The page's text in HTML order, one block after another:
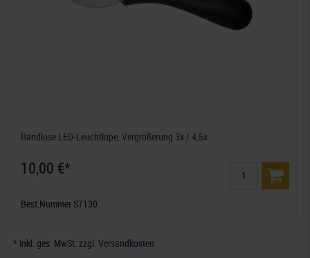
Randlose LED-Leuchtlupe, Vergrößerung 3x / 4,5x
10,00 €*
Best.Nummer S7130
* inkl. ges. MwSt. zzgl.Versandkosten